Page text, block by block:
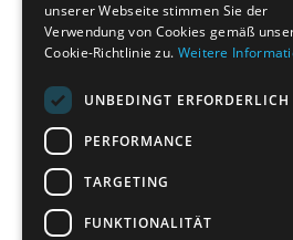
unserer Webseite stimmen Sie der
Verwendung von Cookies gemäß
Cookie-Richtlinie zu. Weitere
UNBEDINGT ERFORDERLICH
PERFORMANCE
TARGETING
FUNKTIONALITÄT